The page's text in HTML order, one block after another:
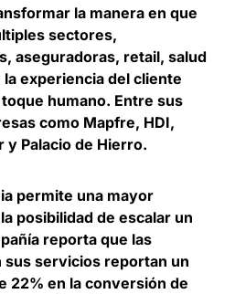
la manera en que
sectores,
aseguradoras, retail, salud
experiencia del cliente
humano. Entre sus
como Mapfre, HDI,
y Palacio de Hierro.
permite una mayor
posibilidad de escalar un
reporta que las
sus servicios reportan un
22% en la conversión de